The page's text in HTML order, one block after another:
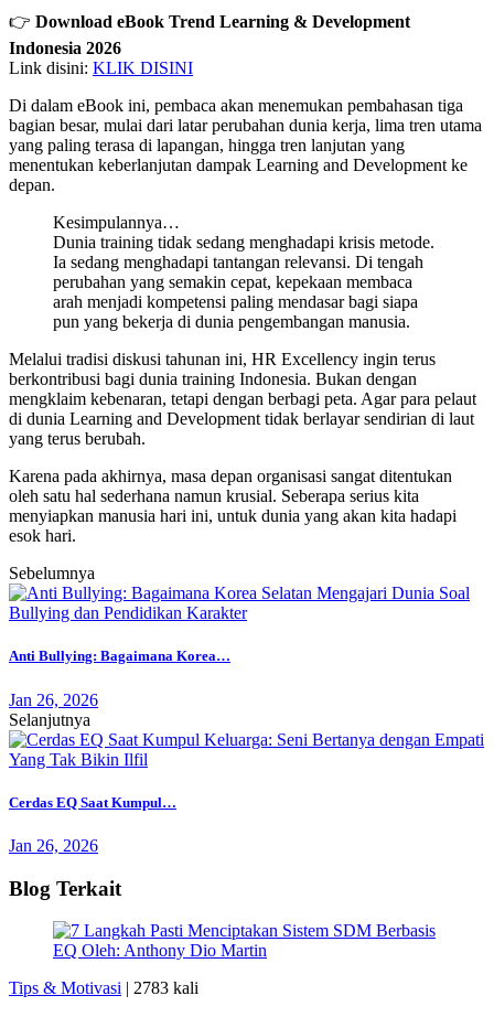
👉 Download eBook Trend Learning & Development
Indonesia 2026
Link disini: KLIK DISINI
Di dalam eBook ini, pembaca akan menemukan pembahasan tiga
bagian besar, mulai dari latar perubahan dunia kerja, lima tren utama
yang paling terasa di lapangan, hingga tren lanjutan yang
menentukan keberlanjutan dampak Learning and Development ke
depan.
Kesimpulannya…
Dunia training tidak sedang menghadapi krisis metode.
Ia sedang menghadapi tantangan relevansi. Di tengah
perubahan yang semakin cepat, kepekaan membaca
arah menjadi kompetensi paling mendasar bagi siapa
pun yang bekerja di dunia pengembangan manusia.
Melalui tradisi diskusi tahunan ini, HR Excellency ingin terus
berkontribusi bagi dunia training Indonesia. Bukan dengan
mengklaim kebenaran, tetapi dengan berbagi peta. Agar para pelaut
di dunia Learning and Development tidak berlayar sendirian di laut
yang terus berubah.
Karena pada akhirnya, masa depan organisasi sangat ditentukan
oleh satu hal sederhana namun krusial. Seberapa serius kita
menyiapkan manusia hari ini, untuk dunia yang akan kita hadapi
esok hari.
Sebelumnya
Anti Bullying: Bagaimana Korea…
Jan 26, 2026
Selanjutnya
Cerdas EQ Saat Kumpul…
Jan 26, 2026
Blog Terkait
Tips & Motivasi | 2783 kali